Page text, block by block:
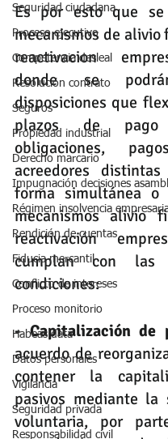
Seguridad ciudadana
Proceso ejecutivo
Competencia desleal
Resolución contrato
Seguros
Propiedad industrial
Derecho marcario
Impugnación decisiones
Régimen insolvencia
Rendición de cuentas
Fiducia mercantil
Conflicto de intereses
Proceso monitorio
Habeas data
Datos personales
Vigilancia
Seguridad privada
Responsabilidad civil
Es por esto que se
mecanismos de alivio
reactivacion
donde se
disposiciones que
plazos de
obligaciones,
acreedores
forma simultánea o
mecanismos alivio
reactivación
cumplan con las
condiciones:
- Capitalización de
acuerdo de
contener la
pasivos mediante la
voluntaria, por